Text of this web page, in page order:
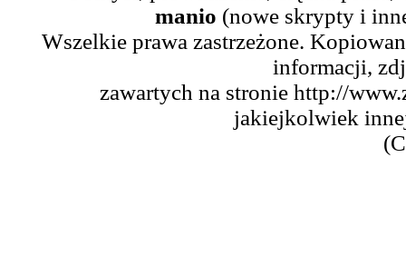
manio (nowe skrypty i
Wszelkie prawa zastrzeżone.
informacji,
zawartych na stronie http://
jakiejkolwiek